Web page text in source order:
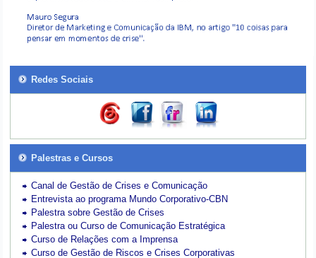
Redes Sociais
Palestras e Cursos
Canal de Gestão de Crises e Comunicação
Entrevista ao programa Mundo Corporativo-CBN
Palestra sobre Gestão de Crises
Palestra ou Curso de Comunicação Estratégica
Curso de Relações com a Imprensa
Curso de Gestão de Riscos e Crises Corporativas